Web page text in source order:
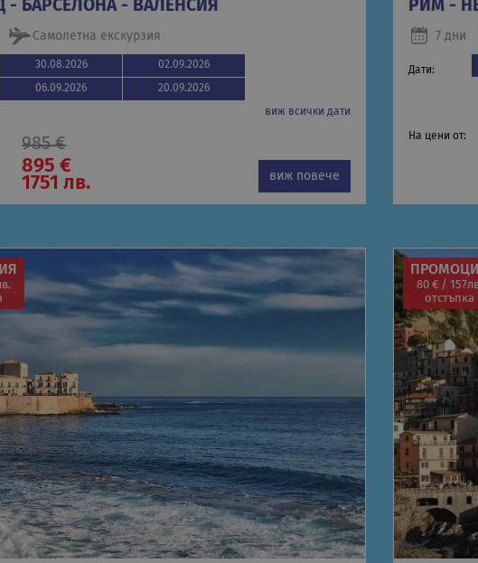
- БАРСЕЛОНА - ВАЛЕНСИЯ
Самолетна екскурзия
30.08.2026 02.09.2026
06.09.2026 20.09.2026
виж всички дати
985 €
895 €
1751 лв.
виж повече
РИМ -
7 дни
Дати:
На цени от:
80 € /
отстъпка